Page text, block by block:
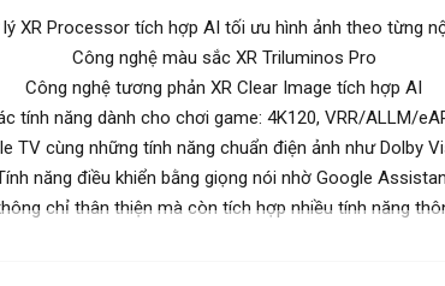
XR Processor tích hợp AI tối ưu hình ảnh theo từng
Công nghệ màu sắc XR Triluminos Pro
Công nghệ tương phản XR Clear Image tích hợp AI
tính năng dành cho chơi game: 4K120, VRR/ALLM/
TV cùng những tính năng chuẩn điện ảnh như Dolby
năng điều khiển bằng giọng nói nhờ Google
chỉ thân thiện mà còn tích hợp nhiều tính năng